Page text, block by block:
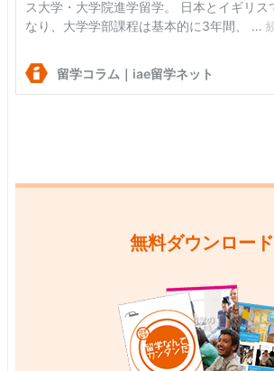
無料ダウンロード